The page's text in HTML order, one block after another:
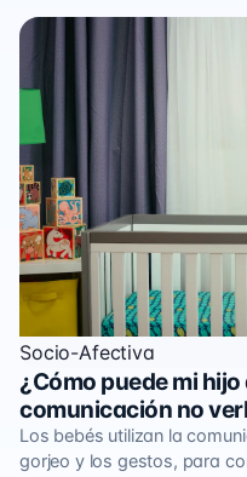
Socio-Afectiva
¿Cómo puede mi
comunicación no
Los bebés utilizan la
gorjeo y los gestos, para